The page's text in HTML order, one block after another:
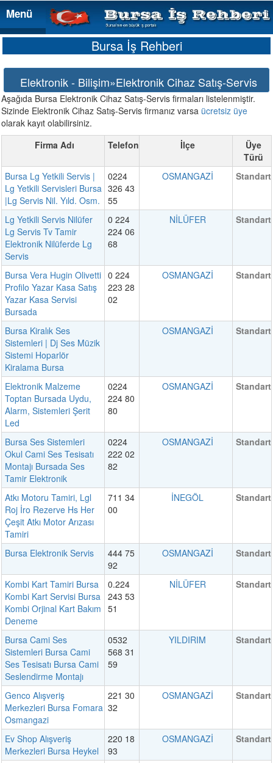
Menü
Menü
Bursa İş Rehberi
Elektronik - Bilişim»Elektronik Cihaz Satış-Servis
Aşağıda Bursa Elektronik Cihaz Satış-Servis firmaları listelenmiştir.
Sizinde Elektronik Cihaz Satış-Servis firmanız varsa ücretsiz üye
olarak kayıt olabilirsiniz.
Firma Adı
Telefon İlçe
Üye
Türü
Bursa Lg Yetkili Servis |
Lg Yetkili Servisleri Bursa
|Lg Servis Nil. Yıld. Osm.
0224
326 43
55
OSMANGAZİ Standart
Lg Yetkili Servis Nilüfer
Lg Servis Tv Tamir
Elektronik Nilüferde Lg
Servis
0 224
224 06
68
NİLÜFER Standart
Bursa Vera Hugin Olivetti
Profilo Yazar Kasa Satış
Yazar Kasa Servisi
Bursada
0 224
223 28
02
OSMANGAZİ Standart
Bursa Kiralık Ses
Sistemleri | Dj Ses Müzik
Sistemi Hoparlör
Kiralama Bursa
OSMANGAZİ Standart
Elektronik Malzeme
Toptan Bursada Uydu,
Alarm, Sistemleri Şerit
Led
0224
224 80
80
OSMANGAZİ Standart
Bursa Ses Sistemleri
Okul Cami Ses Tesisatı
Montajı Bursada Ses
Tamir Elektronik
0224
222 02
82
OSMANGAZİ Standart
Atkı Motoru Tamiri, Lgl
Roj İro Rezerve Hs Her
Çeşit Atkı Motor Arızası
Tamiri
711 34
00
İNEGÖL Standart
Bursa Elektronik Servis
444 75
92
OSMANGAZİ Standart
Kombi Kart Tamiri Bursa
Kombi Kart Servisi Bursa
Kombi Orjinal Kart Bakım
Deneme
0.224
243 53
51
NİLÜFER Standart
Bursa Cami Ses
Sistemleri Bursa Cami
Ses Tesisatı Bursa Cami
Seslendirme Montajı
0532
568 31
59
YILDIRIM Standart
Genco Alışveriş
Merkezleri Bursa Fomara
Osmangazi
221 30
32
OSMANGAZİ Standart
Ev Shop Alışveriş
Merkezleri Bursa Heykel
220 18
93
OSMANGAZİ Standart